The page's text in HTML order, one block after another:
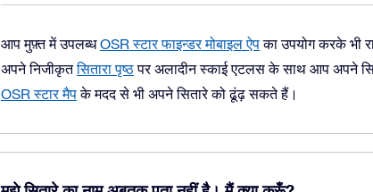
आप मुफ़्त में उपलब्धOSR स्टार फाइन्डर मोबाइल ऐपका उपयोग करके भी
अपने निजीकृतसितारा पृष्ठपर अलादीन स्काई एटलस के साथ आप अपने
OSR स्टार मैपके मदद से भी अपने सितारे को ढूंढ़ सकते हैं।